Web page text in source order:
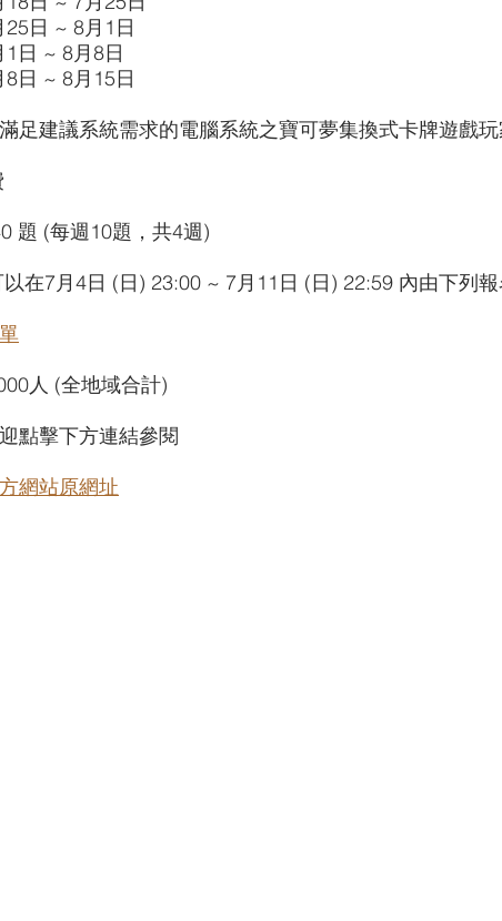
限 【BD】創之界限
日 ~ 8月1日
日 ~ 8月8日
日 ~ 8月15日
足建議系統需求的電腦系統之寶可夢集換式卡牌遊戲
題 (每週10題，共4週)
在7月4日 (日) 23:00 ~ 7月11日 (日) 22:59 內由下列
人 (全地域合計)
點擊下方連結參閱
網站原網址